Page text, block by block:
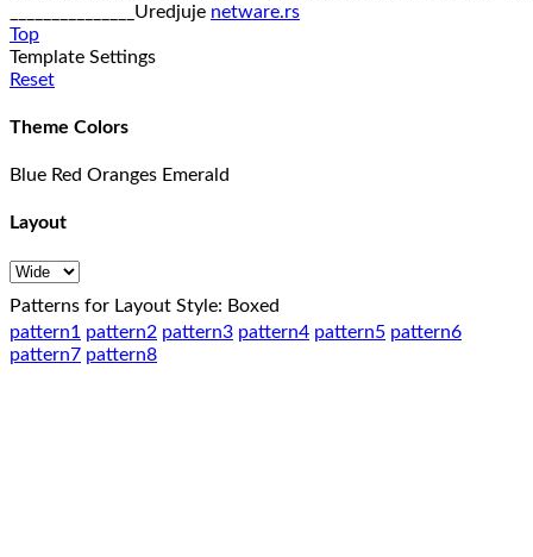
_______________Uredjuje netware.rs
Top
Template Settings
Reset
Theme Colors
Blue Red Oranges Emerald
Layout
Patterns for Layout Style: Boxed
pattern1 pattern2 pattern3 pattern4 pattern5 pattern6
pattern7 pattern8